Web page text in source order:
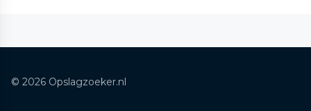
© 2026 Opslagzoeker.nl